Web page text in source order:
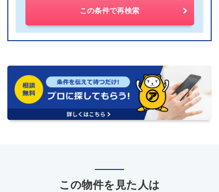
この条件で再検索
この物件を見た人は